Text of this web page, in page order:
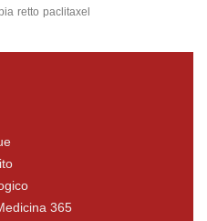
retto paclitaxel
365